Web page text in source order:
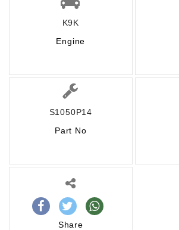
K9K
Engine
S1050P14
Part No
Share